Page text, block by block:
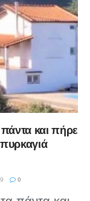
και πήρε
0